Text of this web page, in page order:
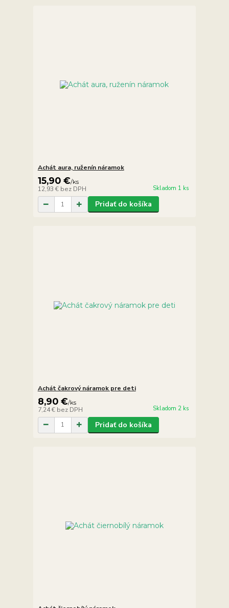
Achát aura, ruženín náramok
15,90 €/ks
12,93 € bez DPH Skladom 1 ks
Pridať do košíka
Achát čakrový náramok pre deti
8,90 €/ks
7,24 € bez DPH Skladom 2 ks
Pridať do košíka